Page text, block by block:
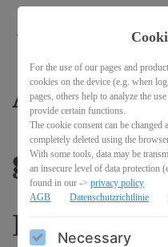
gut so wie
Illustration
For the use of our pages and
cookies on the device (e.g. when
pages, others help to analyze the
provide certain functions.
The cookie consent can be changed
completely deleted using the
With some tools, data may be
an insecure level of data protection
found in our ->privacy policy
AGB
Datenschutzrichtlinie
Necessary